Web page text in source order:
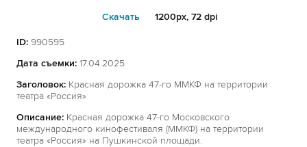
Cкачать 1200px, 72 dpi
ID: 990595
Дата съемки: 17.04.2025
Заголовок: Красная дорожка 47-го ММКФ на территории
театра «Россия»
Описание: Красная дорожка 47-го Московского
международного кинофестиваля (ММКФ) на территории
театра «Россия» на Пушкинской площади.